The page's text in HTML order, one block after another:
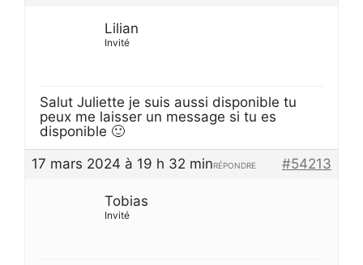
Lilian
Invité
Salut Juliette je suis aussi disponible tu
peux me laisser un message si tu es
disponible 🙂
17 mars 2024 à 19 h 32 min
#54213
RÉPONDRE
Tobias
Invité